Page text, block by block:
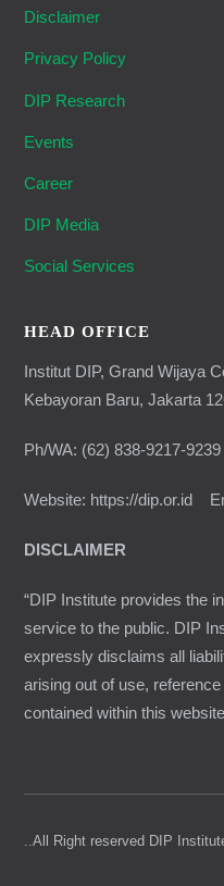
Disclaimer
Privacy Policy
DIP Research
Events
Career
DIP Media
Social Services
HEAD OFFICE
Institut DIP, Grand Wijaya
Kebayoran Baru, Jakarta
Ph/WA: (62) 838-9217-9239
Website: https://dip.or.id
DISCLAIMER
“DIP Institute provides the
service to the public. DIP
expressly disclaims all
arising out of use,
contained within this
..All Right reserved DIP